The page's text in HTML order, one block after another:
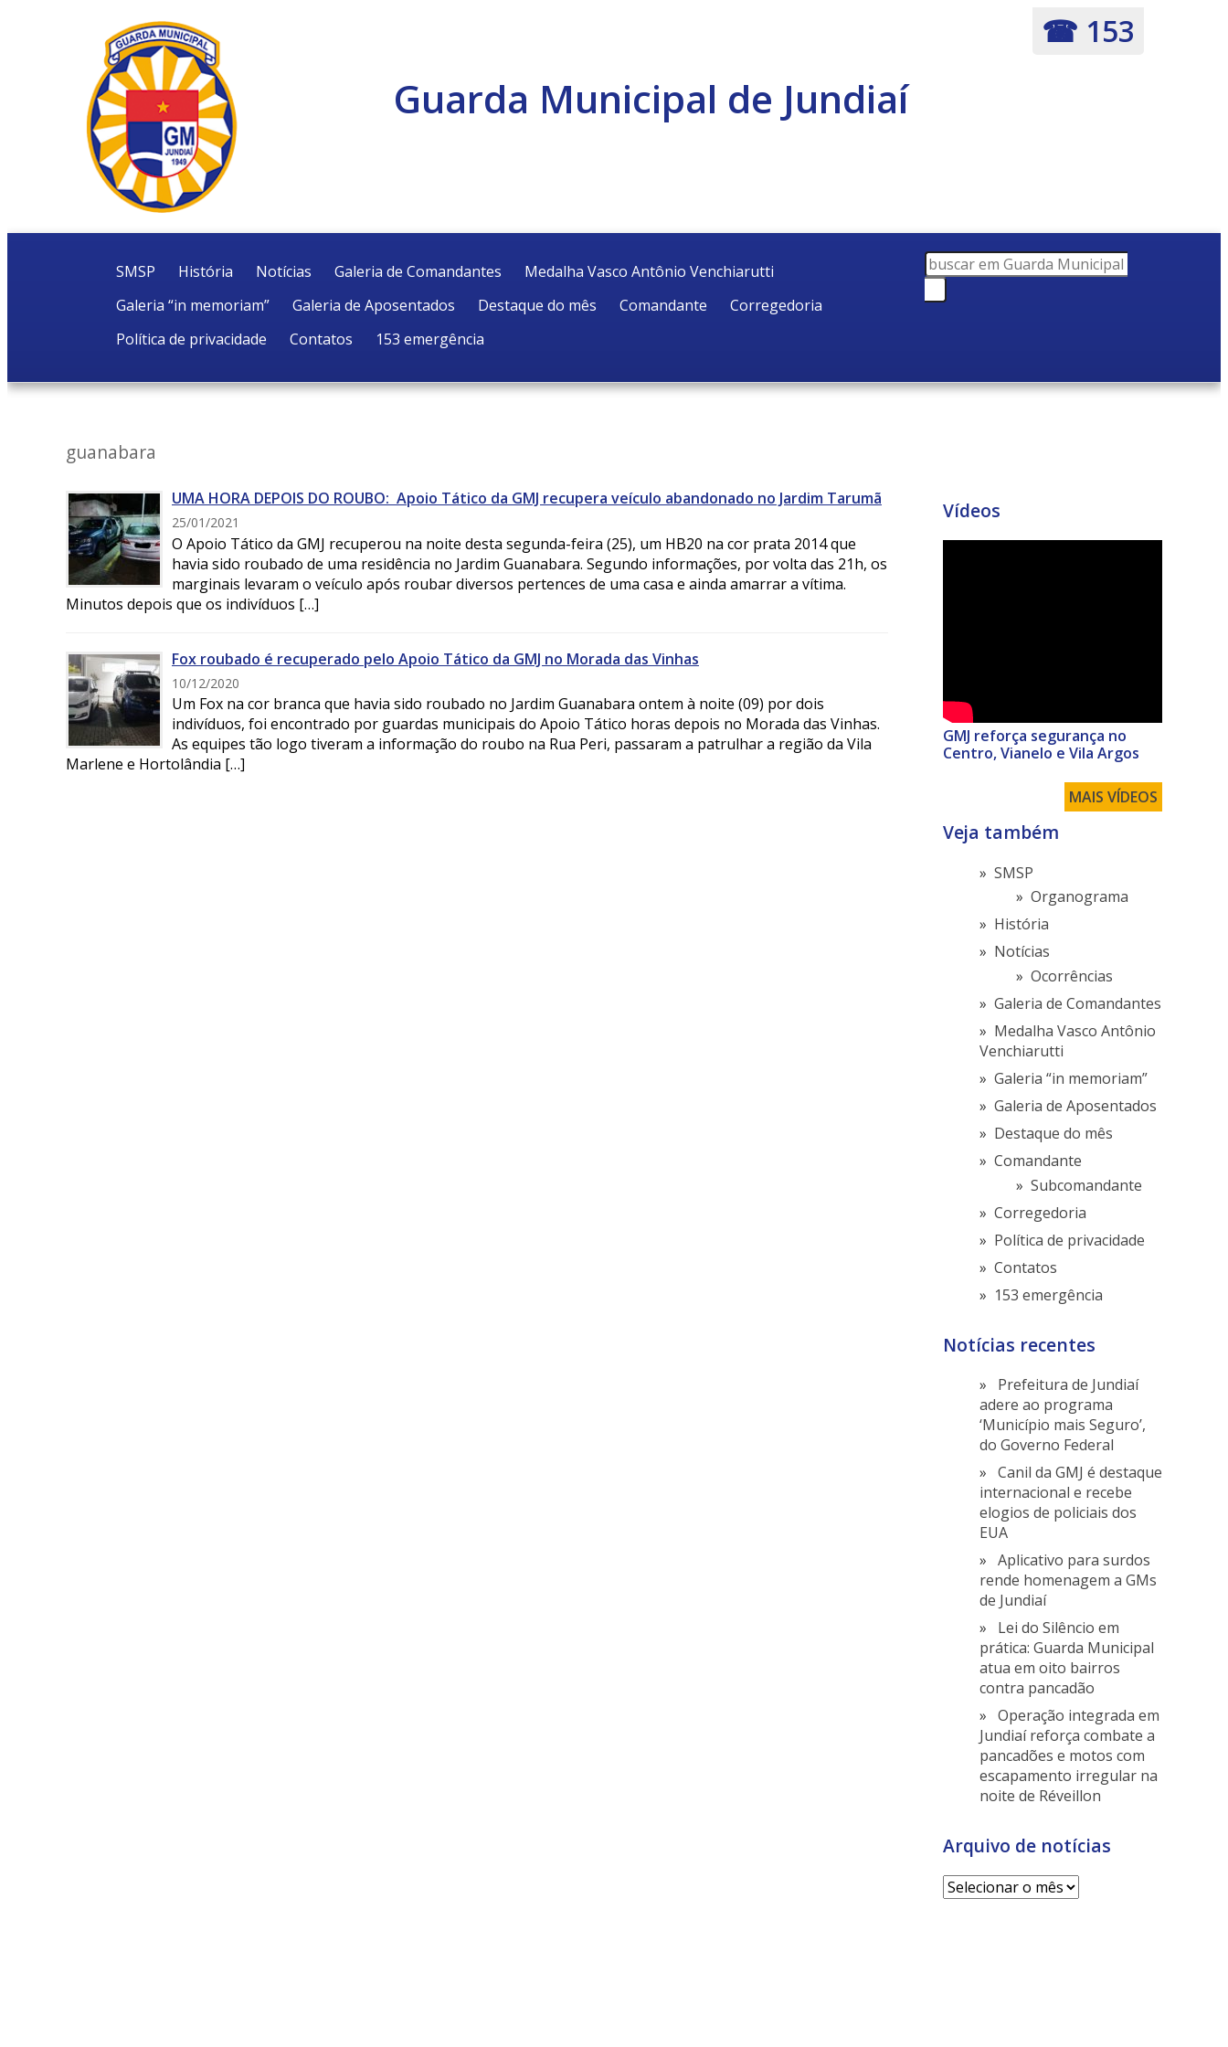
Guarda Municipal de Jundiaí
☎ 153
SMSP História Notícias Galeria de Comandantes
Medalha Vasco Antônio Venchiarutti
Galeria “in memoriam”
Galeria de Aposentados Destaque do mês Comandante
Corregedoria
Política de privacidade
Contatos 153 emergência
guanabara
UMA HORA DEPOIS DO ROUBO: Apoio Tático da GMJ recupera veículo abandonado no Jardim Tarumã
25/01/2021
O Apoio Tático da GMJ recuperou na noite desta segunda-feira (25), um HB20 na cor prata 2014 que
havia sido roubado de uma residência no Jardim Guanabara. Segundo informações, por volta das 21h, os
marginais levaram o veículo após roubar diversos pertences de uma casa e ainda amarrar a vítima.
Minutos depois que os indivíduos […]
Fox roubado é recuperado pelo Apoio Tático da GMJ no Morada das Vinhas
10/12/2020
Um Fox na cor branca que havia sido roubado no Jardim Guanabara ontem à noite (09) por dois
indivíduos, foi encontrado por guardas municipais do Apoio Tático horas depois no Morada das Vinhas.
As equipes tão logo tiveram a informação do roubo na Rua Peri, passaram a patrulhar a região da Vila
Marlene e Hortolândia […]
Vídeos
GMJ reforça segurança no
Centro, Vianelo e Vila Argos
MAIS VÍDEOS
Veja também
SMSP
Organograma
História
Notícias
Ocorrências
Galeria de Comandantes
Medalha Vasco Antônio
Venchiarutti
Galeria “in memoriam”
Galeria de Aposentados
Destaque do mês
Comandante
Subcomandante
Corregedoria
Política de privacidade
Contatos
153 emergência
Notícias recentes
Prefeitura de Jundiaí
adere ao programa
‘Município mais Seguro’,
do Governo Federal
Canil da GMJ é destaque
internacional e recebe
elogios de policiais dos
EUA
Aplicativo para surdos
rende homenagem a GMs
de Jundiaí
Lei do Silêncio em
prática: Guarda Municipal
atua em oito bairros
contra pancadão
Operação integrada em
Jundiaí reforça combate a
pancadões e motos com
escapamento irregular na
noite de Réveillon
Arquivo de notícias
Arquivo
de